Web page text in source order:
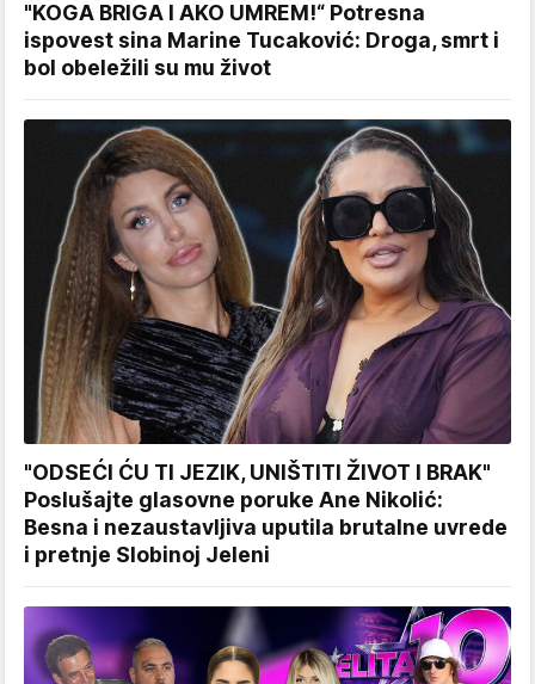
"KOGA BRIGA I AKO UMREM!“ Potresna
ispovest sina Marine Tucaković: Droga, smrt i
bol obeležili su mu život
"ODSEĆI ĆU TI JEZIK, UNIŠTITI ŽIVOT I BRAK"
Poslušajte glasovne poruke Ane Nikolić:
Besna i nezaustavljiva uputila brutalne uvrede
i pretnje Slobinoj Jeleni